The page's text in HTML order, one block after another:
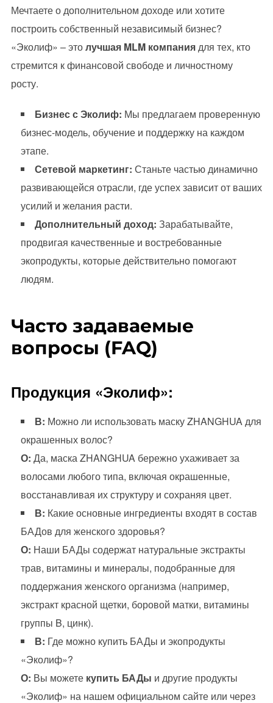
Мечтаете о дополнительном доходе или хотите
построить собственный независимый бизнес?
«Эколиф» – этолучшая MLM компаниядля тех, кто
стремится к финансовой свободе и личностному
росту.
Бизнес с Эколиф: Мы предлагаем проверенную
бизнес-модель, обучение и поддержку на каждом
этапе.
Сетевой маркетинг: Станьте частью динамично
развивающейся отрасли, где успех зависит от ваших
усилий и желания расти.
Дополнительный доход: Зарабатывайте,
продвигая качественные и востребованные
экопродукты, которые действительно помогают
людям.
Часто задаваемые
вопросы (FAQ)
Продукция «Эколиф»:
В: Можно ли использовать маску ZHANGHUA для
окрашенных волос?
О: Да, маска ZHANGHUA бережно ухаживает за
волосами любого типа, включая окрашенные,
восстанавливая их структуру и сохраняя цвет.
В: Какие основные ингредиенты входят в состав
БАДов для женского здоровья?
О: Наши БАДы содержат натуральные экстракты
трав, витамины и минералы, подобранные для
поддержания женского организма (например,
экстракт красной щетки, боровой матки, витамины
группы B, цинк).
В: Где можно купить БАДы и экопродукты
«Эколиф»?
О: Вы можете купить БАДы и другие продукты
«Эколиф» на нашем официальном сайте или через